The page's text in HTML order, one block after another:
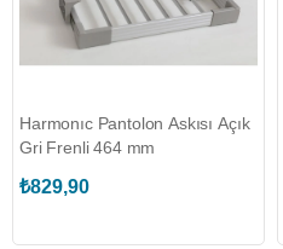
Harmonıc Pantolon Askısı Açık
Gri Frenli 464 mm
₺829,90